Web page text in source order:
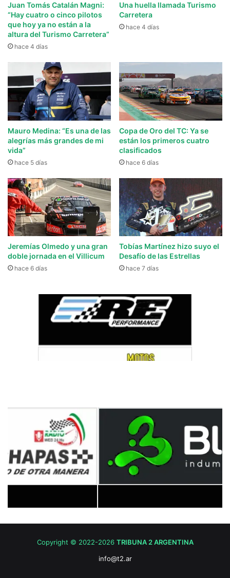
Juan Tomás Catalán Magni:
“Hay cuatro o cinco pilotos
que hoy ya no están a la
altura del Turismo Carretera”
hace 4 días
Una huella llamada Turismo
Carretera
hace 4 días
Mauro Medina: “Es una de las
alegrías más grandes de mi
vida”
hace 5 días
Copa de Oro del TC: Ya se
están los primeros cuatro
clasificados
hace 6 días
Jeremías Olmedo y una gran
doble jornada en el Villicum
hace 6 días
Tobías Martínez hizo suyo el
Desafío de las Estrellas
hace 7 días
Copyright © 2022-2026 TRIBUNA 2 ARGENTINA
info@t2.ar